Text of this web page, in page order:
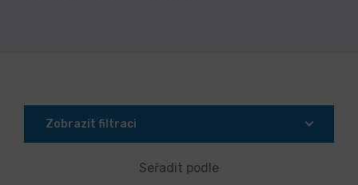
Zobrazit filtraci
Seřadit podle